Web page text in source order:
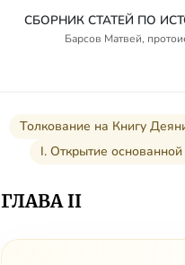
Барсов Матвей,
Толкование на Книгу
I. Открытие
ГЛАВА II